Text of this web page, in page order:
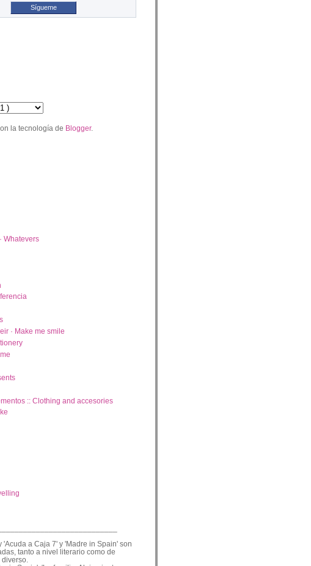
Sígueme
la tecnología de Blogger.
Whatevers
· Make me smile
:: Clothing and accesories
'Acuda a Caja 7' y 'Madre in Spain' son
tanto a nivel literario como de